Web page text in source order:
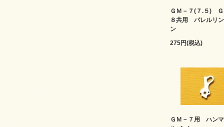
ＧＭ－７(７.５)
８共用 バレルリ
ン
275円(税込)
ＧＭ－７用 ハン